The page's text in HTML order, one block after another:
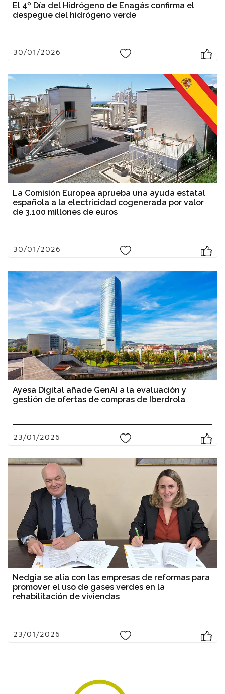
El 4º Día del Hidrógeno de Enagás confirma el
despegue del hidrógeno verde
30/01/2026
La Comisión Europea aprueba una ayuda estatal
española a la electricidad cogenerada por valor
de 3.100 millones de euros
30/01/2026
Ayesa Digital añade GenAI a la evaluación y
gestión de ofertas de compras de Iberdrola
23/01/2026
Nedgia se alía con las empresas de reformas para
promover el uso de gases verdes en la
rehabilitación de viviendas
23/01/2026